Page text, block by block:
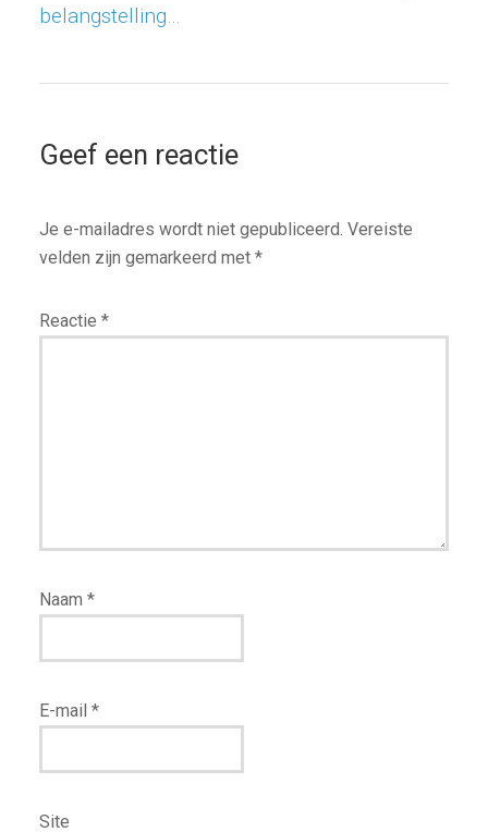
belangstelling…
Geef een reactie
Je e-mailadres wordt niet gepubliceerd. Vereiste
velden zijn gemarkeerd met *
Reactie *
Naam *
E-mail *
Site